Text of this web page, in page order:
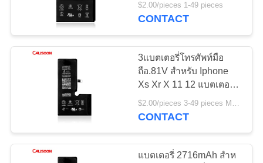
คุณภาพ
สำหรับ Iphone
แบตเตอรี่ภายในสําห
รับ Iphone
10
$2.00/pieces 1-49 pieces
CONTACT
3แบตเตอรี่โทรศัพท์มือ
ถือ.81V สําหรับ Iphone
Xs Xr X 11 12 แบตเตอรี่
เปลี่ยน
CONTACT
แบตเตอรี่ 2716mAh สําห